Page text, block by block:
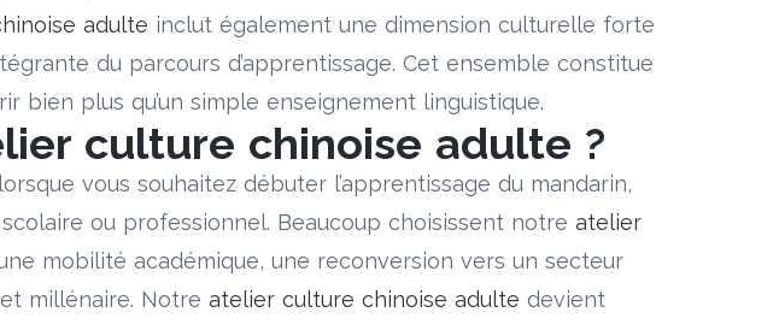
adulte inclut également une dimension culturelle forte
du parcours d’apprentissage. Cet ensemble constitue
plus qu’un simple enseignement linguistique.
culture chinoise adulte ?
vous souhaitez débuter l’apprentissage du mandarin,
ou professionnel. Beaucoup choisissent notre atelier
mobilité académique, une reconversion vers un secteur
millénaire. Notre atelier culture chinoise adulte devient